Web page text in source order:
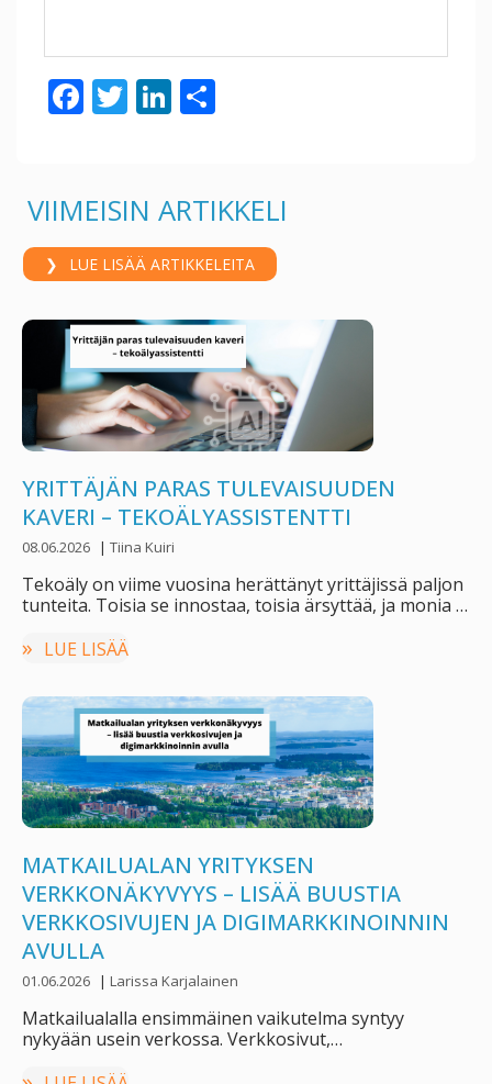
F
b
o
o
T
er
Li
e
dI
n
e
VIIMEISIN ARTIKKELI
LUE LISÄÄ ARTIKKELEITA
YRITTÄJÄN PARAS TULEVAISUUDEN
KAVERI – TEKOÄLYASSISTENTTI
08.06.2026 | Tiina Kuiri
Tekoäly on viime vuosina herättänyt yrittäjissä paljon
tunteita. Toisia se innostaa, toisia ärsyttää, ja monia …
LUE LISÄÄ
MATKAILUALAN YRITYKSEN
VERKKONÄKYVYYS – LISÄÄ BUUSTIA
VERKKOSIVUJEN JA DIGIMARKKINOINNIN
AVULLA
01.06.2026 | Larissa Karjalainen
Matkailualalla ensimmäinen vaikutelma syntyy
nykyään usein verkossa. Verkkosivut,